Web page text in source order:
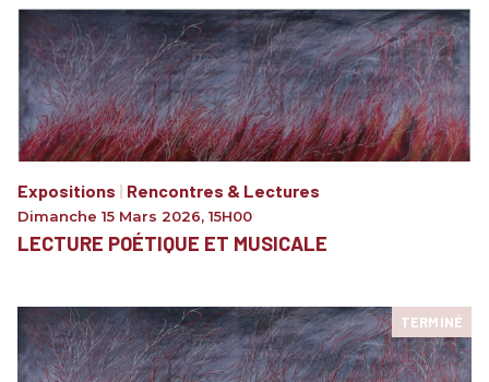
Expositions | Rencontres & Lectures
Dimanche 15 Mars 2026, 15H00
LECTURE POÉTIQUE ET MUSICALE
TERMINÉ